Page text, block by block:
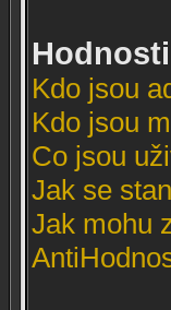
Kdo jsou
Kdo jsou
Co jsou
Jak se
Jak mohu